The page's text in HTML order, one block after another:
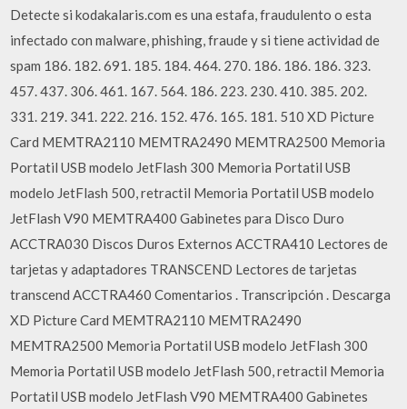
Detecte si kodakalaris.com es una estafa, fraudulento o esta
infectado con malware, phishing, fraude y si tiene actividad de
spam 186. 182. 691. 185. 184. 464. 270. 186. 186. 186. 323.
457. 437. 306. 461. 167. 564. 186. 223. 230. 410. 385. 202.
331. 219. 341. 222. 216. 152. 476. 165. 181. 510 XD Picture
Card MEMTRA2110 MEMTRA2490 MEMTRA2500 Memoria
Portatil USB modelo JetFlash 300 Memoria Portatil USB
modelo JetFlash 500, retractil Memoria Portatil USB modelo
JetFlash V90 MEMTRA400 Gabinetes para Disco Duro
ACCTRA030 Discos Duros Externos ACCTRA410 Lectores de
tarjetas y adaptadores TRANSCEND Lectores de tarjetas
transcend ACCTRA460 Comentarios . Transcripción . Descarga
XD Picture Card MEMTRA2110 MEMTRA2490
MEMTRA2500 Memoria Portatil USB modelo JetFlash 300
Memoria Portatil USB modelo JetFlash 500, retractil Memoria
Portatil USB modelo JetFlash V90 MEMTRA400 Gabinetes